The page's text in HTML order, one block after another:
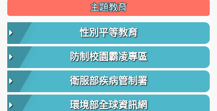
主題教育
性別平等教育
防制校園霸凌專區
衛服部疾病管制署
環境部全球資訊網